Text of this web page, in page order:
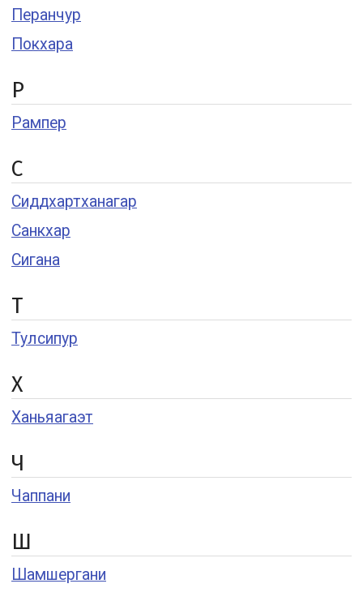
Перанчур
Покхара
Р
Рампер
С
Сиддхартханагар
Санкхар
Сигана
Т
Тулсипур
Х
Ханьяагаэт
Ч
Чаппани
Ш
Шамшергани